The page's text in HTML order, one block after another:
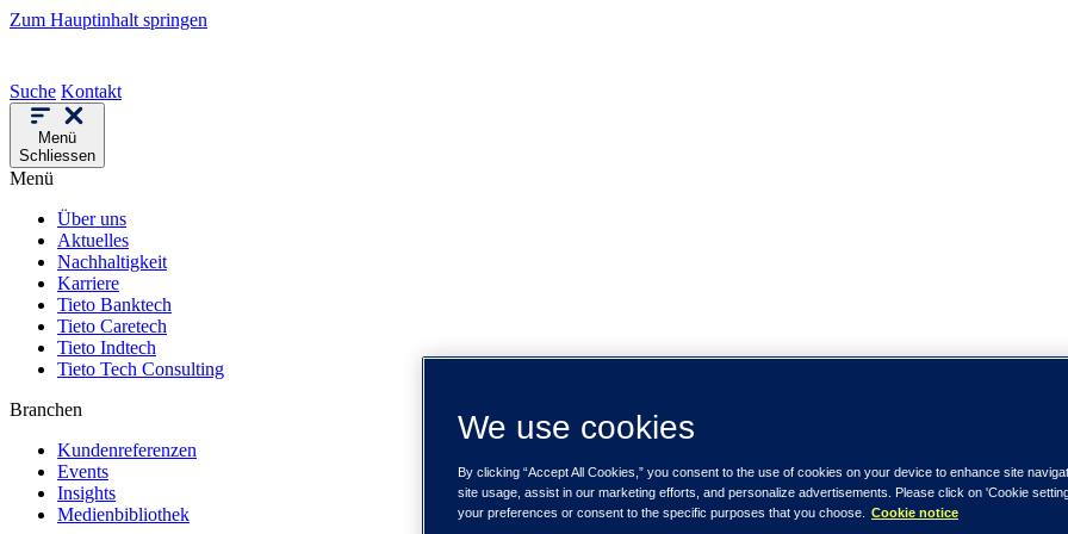
Zum Hauptinhalt springen
Suche Kontakt
Menü
Schliessen
Menü
Über uns
Aktuelles
Nachhaltigkeit
Karriere
Tieto Banktech
Tieto Caretech
Tieto Indtech
Tieto Tech Consulting
Branchen
Kundenreferenzen
Events
Insights
Medienbibliothek
We use cookies
By clicking “Accept All Cookies,” you consent to the use of cookies on your device to enhance site
site usage, assist in our marketing efforts, and personalize advertisements. Please click on 'Cookie
your preferences or consent to the specific purposes that you choose.
Cookie notice